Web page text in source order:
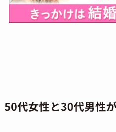
50代女性と30代男性